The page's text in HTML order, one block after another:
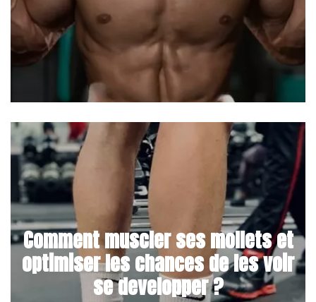
Comment muscler ses mollets et
optimiser les chances de les voir
se developper ?